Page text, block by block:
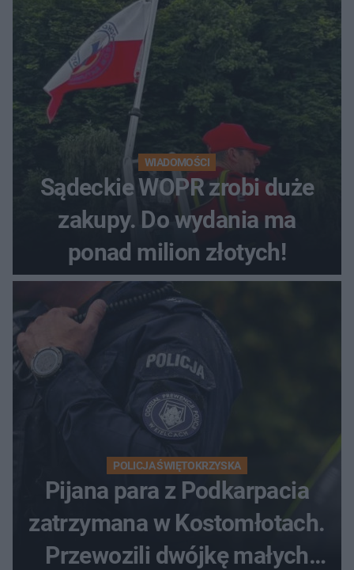
WIADOMOŚCI
Sądeckie WOPR zrobi duże
zakupy. Do wydania ma
ponad milion złotych!
POLICJA ŚWIĘTOKRZYSKA
Pijana para z Podkarpacia
zatrzymana w Kostomłotach.
Przewozili dwójkę małych